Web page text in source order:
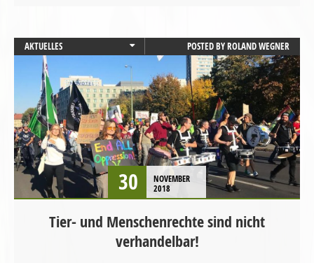
AKTUELLES
BADEN-WÜRTTEMBERG
BAYERN
BRANDENBURG
BREMEN
HAMBURG
HESSEN
LANDESVERBÄNDE
MECKLENBURG-VORPOMMERN
NIEDERSACHSEN
NORDRHEIN-WESTFALEN
POSTED BYROLAND WEGNER
30
NOVEMBER
2018
Tier- und Menschenrechte sind nicht
verhandelbar!